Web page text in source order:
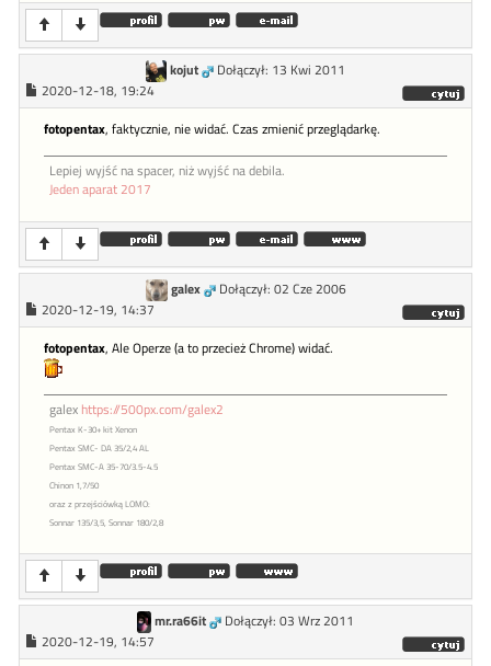
kojut
Dołączył: 13 Kwi 2011
2020-12-18, 19:24
fotopentax, faktycznie, nie widać. Czas zmienić przeglądarkę.
Lepiej wyjść na spacer, niż wyjść na debila.
Jeden aparat 2017
galex
Dołączył: 02 Cze 2006
2020-12-19, 14:37
fotopentax, Ale Operze (a to przecież Chrome) widać.
galex https://500px.com/galex2
Pentax K-30+ kit Xenon
Pentax SMC- DA 35/2,4 AL
Pentax SMC-A 35-70/3.5-4.5
Chinon 1,7/50
oraz z przejściówką LOMO:
Sonnar 135/3,5, Sonnar 180/2,8
mr.ra66it
Dołączył: 03 Wrz 2011
2020-12-19, 14:57